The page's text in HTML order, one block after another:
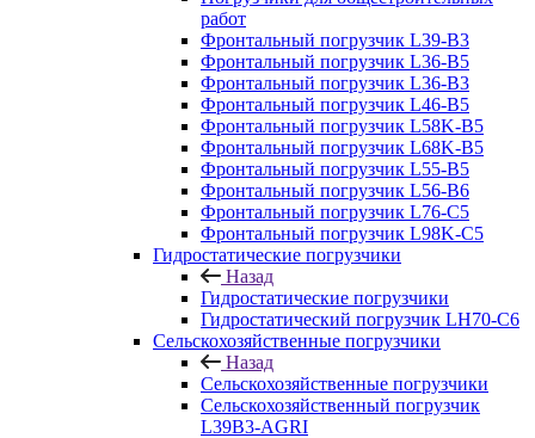
работ
Фронтальный погрузчик L39-B3
Фронтальный погрузчик L36-B5
Фронтальный погрузчик L36-B3
Фронтальный погрузчик L46-B5
Фронтальный погрузчик L58K-B5
Фронтальный погрузчик L68K-B5
Фронтальный погрузчик L55-B5
Фронтальный погрузчик L56-B6
Фронтальный погрузчик L76-С5
Фронтальный погрузчик L98K-C5
Гидростатические погрузчики
Назад
Гидростатические погрузчики
Гидростатический погрузчик LH70-C6
Сельскохозяйственные погрузчики
Назад
Сельскохозяйственные погрузчики
Сельскохозяйственный погрузчик
L39B3-AGRI